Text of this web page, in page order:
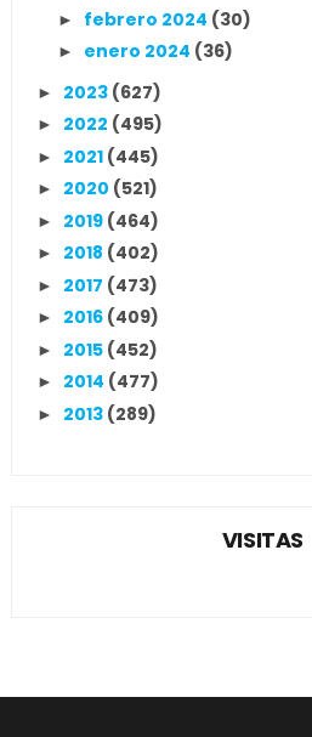
► febrero 2024 (30)
► enero 2024 (36)
► 2023 (627)
► 2022 (495)
► 2021 (445)
► 2020 (521)
► 2019 (464)
► 2018 (402)
► 2017 (473)
► 2016 (409)
► 2015 (452)
► 2014 (477)
► 2013 (289)
VISITAS